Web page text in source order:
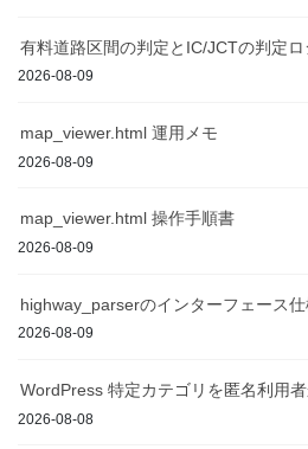
有料道路区間の判定とIC/JCTの判定ロ
2026-08-09
map_viewer.html 運用メモ
2026-08-09
map_viewer.html 操作手順書
2026-08-09
highway_parserのインターフェース仕
2026-08-09
WordPress 特定カテゴリを匿名利用
2026-08-08